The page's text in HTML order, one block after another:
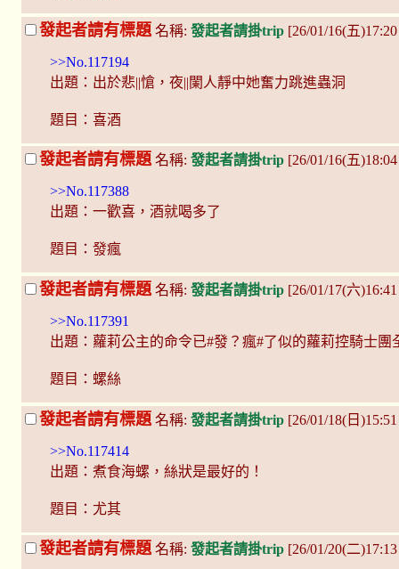
發起者請有標題 名稱: 發起者請掛trip [26/01/16(五
>>No.117194
出題：出於悲||愴，夜||闌人靜中她奮力跳進蟲洞
題目：喜酒
發起者請有標題 名稱: 發起者請掛trip [26/01/16(五
>>No.117388
出題：一歡喜，酒就喝多了
題目：發瘋
發起者請有標題 名稱: 發起者請掛trip [26/01/17(六
>>No.117391
出題：蘿莉公主的命令已#發？瘋#了似的蘿莉控騎士團
題目：螺絲
發起者請有標題 名稱: 發起者請掛trip [26/01/18(日
>>No.117414
出題：煮食海螺，絲狀是最好的！
題目：尤其
發起者請有標題 名稱: 發起者請掛trip [26/01/20(二